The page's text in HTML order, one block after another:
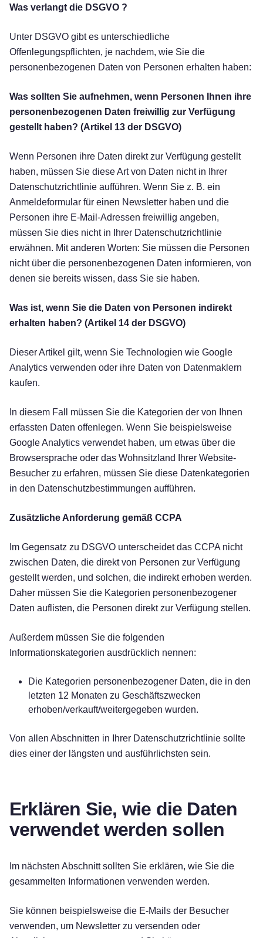
Kostenlos testen!
Was verlangt die DSGVO ?
Unter DSGVO gibt es unterschiedliche
Offenlegungspflichten, je nachdem, wie Sie die
personenbezogenen Daten von Personen erhalten haben:
Was sollten Sie aufnehmen, wenn Personen Ihnen ihre
personenbezogenen Daten freiwillig zur Verfügung
gestellt haben? (Artikel 13 der DSGVO)
Wenn Personen ihre Daten direkt zur Verfügung gestellt
haben, müssen Sie diese Art von Daten nicht in Ihrer
Datenschutzrichtlinie aufführen. Wenn Sie z. B. ein
Anmeldeformular für einen Newsletter haben und die
Personen ihre E-Mail-Adressen freiwillig angeben,
müssen Sie dies nicht in Ihrer Datenschutzrichtlinie
erwähnen. Mit anderen Worten: Sie müssen die Personen
nicht über die personenbezogenen Daten informieren, von
denen sie bereits wissen, dass Sie sie haben.
Was ist, wenn Sie die Daten von Personen indirekt
erhalten haben? (Artikel 14 der DSGVO)
Dieser Artikel gilt, wenn Sie Technologien wie Google
Analytics verwenden oder ihre Daten von Datenmaklern
kaufen.
In diesem Fall müssen Sie die Kategorien der von Ihnen
erfassten Daten offenlegen. Wenn Sie beispielsweise
Google Analytics verwendet haben, um etwas über die
Browsersprache oder das Wohnsitzland Ihrer Website-
Besucher zu erfahren, müssen Sie diese Datenkategorien
in den Datenschutzbestimmungen aufführen.
Zusätzliche Anforderung gemäß CCPA
Im Gegensatz zu DSGVO unterscheidet das CCPA nicht
zwischen Daten, die direkt von Personen zur Verfügung
gestellt werden, und solchen, die indirekt erhoben werden.
Daher müssen Sie die Kategorien personenbezogener
Daten auflisten, die Personen direkt zur Verfügung stellen.
Außerdem müssen Sie die folgenden
Informationskategorien ausdrücklich nennen:
Die Kategorien personenbezogener Daten, die in den
letzten 12 Monaten zu Geschäftszwecken
erhoben/verkauft/weitergegeben wurden.
Von allen Abschnitten in Ihrer Datenschutzrichtlinie sollte
dies einer der längsten und ausführlichsten sein.
Erklären Sie, wie die Daten
verwendet werden sollen
Im nächsten Abschnitt sollten Sie erklären, wie Sie die
gesammelten Informationen verwenden werden.
Sie können beispielsweise die E-Mails der Besucher
verwenden, um Newsletter zu versenden oder